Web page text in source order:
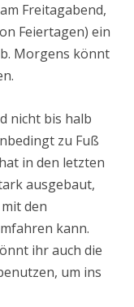
Freitagabend,
Feiertagen) ein
Morgens könnt
nicht bis halb
zu Fuß
in den letzten
ausgebaut,
den
kann.
ihr auch die
um ins